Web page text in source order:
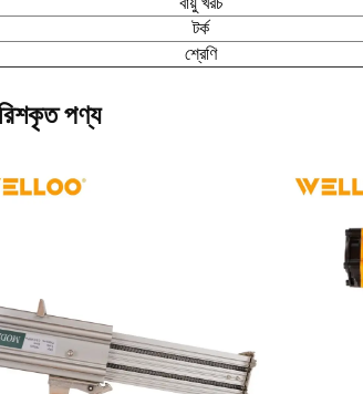
টর্ক
শ্রেণি
পণ্য